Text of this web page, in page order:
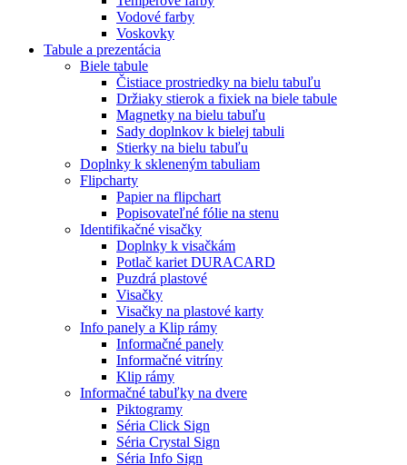
Vodové farby
Voskovky
Tabule a prezentácia
Biele tabule
Čistiace prostriedky na bielu tabuľu
Držiaky stierok a fixiek na biele tabule
Magnetky na bielu tabuľu
Sady doplnkov k bielej tabuli
Stierky na bielu tabuľu
Doplnky k skleneným tabuliam
Flipcharty
Papier na flipchart
Popisovateľné fólie na stenu
Identifikačné visačky
Doplnky k visačkám
Potlač kariet DURACARD
Puzdrá plastové
Visačky
Visačky na plastové karty
Info panely a Klip rámy
Informačné panely
Informačné vitríny
Klip rámy
Informačné tabuľky na dvere
Piktogramy
Séria Click Sign
Séria Crystal Sign
Séria Info Sign